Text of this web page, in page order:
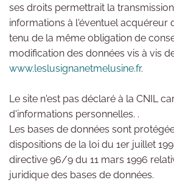
ses droits permettrait la
informations à l'éventuel acquéreur
tenu de la même obligation de
modification des données vis à vis
www.leslusignanetmelusine.fr.
Le site n'est pas déclaré à la CNIL
d'informations personnelles. .
Les bases de données sont
dispositions de la loi du 1er juillet
directive 96/9 du 11 mars 1996
juridique des bases de données.